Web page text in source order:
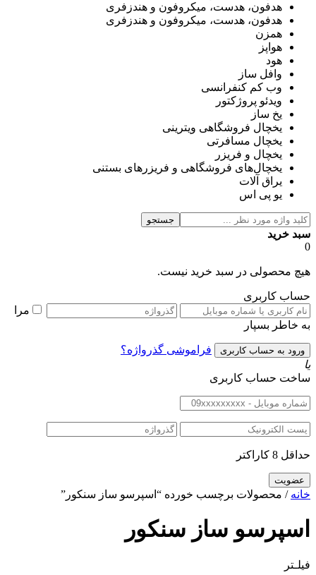
هدفون، هدست، میکروفون و هندزفری
هدفون، هدست، میکروفون و هندزفری
همزن
هواپز
هود
وافل ساز
وب کم کنفرانسی
ویدئو پروژکتور
یخ ساز
یخچال فروشگاهی ویترینی
یخچال مسافرتی
یخچال و فریزر
یخچال‌های فروشگاهی و فریزرهای بستنی
یراق آلات
یو پی اس
جستجو
سبد خرید
0
هیچ محصولی در سبد خرید نیست.
حساب کاربری
مرا
به خاطر بسپار
فراموشی گذرواژه؟
یا
ساخت حساب کاربری
حداقل 8 کاراکتر
خانه / محصولات برچسب خورده “اسپرسو ساز سنکور”
اسپرسو ساز سنکور
فیلـتر